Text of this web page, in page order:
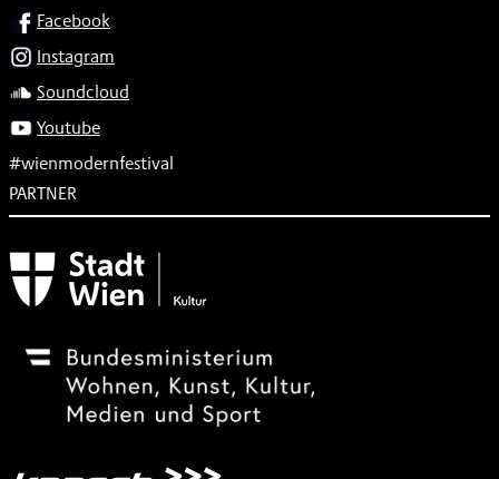
SOCIALFacebook
Instagram
Soundcloud
Youtube
#wienmodernfestival
PARTNER
Subventionsgeber